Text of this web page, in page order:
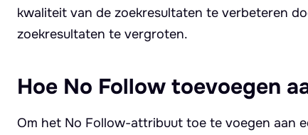
kwaliteit van de zoekresultaten te verbeteren
zoekresultaten te vergroten.
Hoe No Follow toevoegen
Om het No Follow-attribuut toe te voegen aan